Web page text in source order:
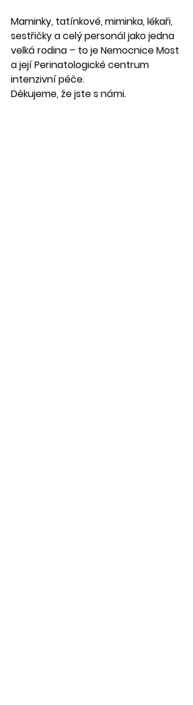
Maminky, tatínkové, miminka, lékaři,
sestřičky a celý personál jako jedna
velká rodina – to je Nemocnice Most
a její Perinatologické centrum
intenzivní péče.
Děkujeme, že jste s námi.